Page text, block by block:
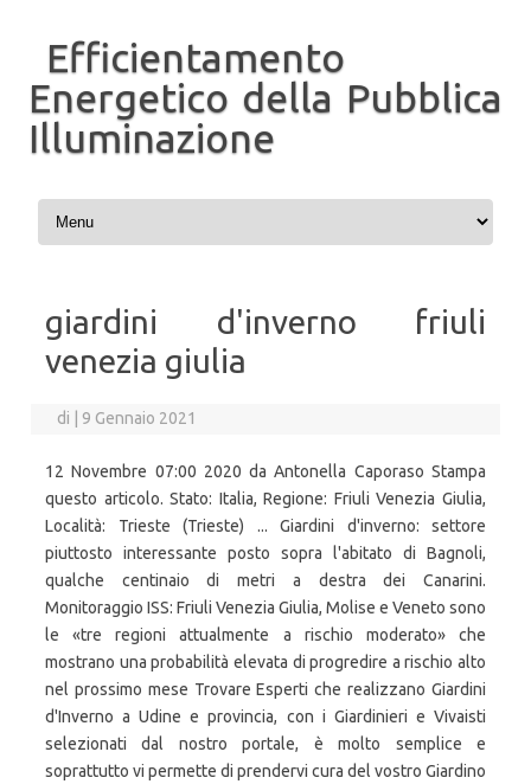
Efficientamento
Energetico della Pubblica
Illuminazione
Vai al contenuto
giardini d'inverno friuli
venezia giulia
di 9 Gennaio 2021
12 Novembre 07:00 2020 da Antonella Caporaso Stampa
questo articolo. Stato: Italia, Regione: Friuli Venezia Giulia,
Località: Trieste (Trieste) ... Giardini d'inverno: settore
piuttosto interessante posto sopra l'abitato di Bagnoli,
qualche centinaio di metri a destra dei Canarini.
Monitoraggio ISS: Friuli Venezia Giulia, Molise e Veneto sono
le «tre regioni attualmente a rischio moderato» che
mostrano una probabilità elevata di progredire a rischio alto
nel prossimo mese Trovare Esperti che realizzano Giardini
d'Inverno a Udine e provincia, con i Giardinieri e Vivaisti
selezionati dal nostro portale, è molto semplice e
soprattutto vi permette di prendervi cura del vostro Giardino